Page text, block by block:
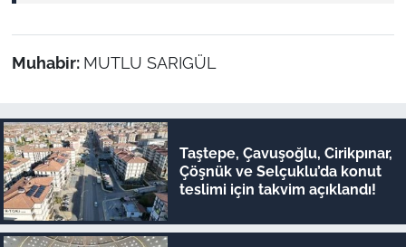
Muhabir: MUTLU SARIGÜL
Taştepe, Çavuşoğlu, Cirikpınar,
Çöşnük ve Selçuklu’da konut
teslimi için takvim açıklandı!